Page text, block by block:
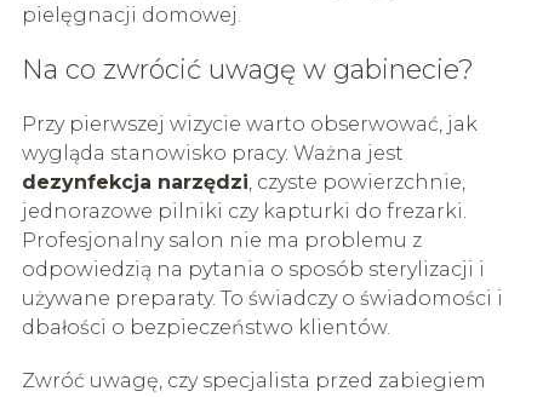
pielęgnacji domowej.
Na co zwrócić uwagę w gabinecie?
Przy pierwszej wizycie warto obserwować, jak
wygląda stanowisko pracy. Ważna jest
dezynfekcja narzędzi, czyste powierzchnie,
jednorazowe pilniki czy kapturki do frezarki.
Profesjonalny salon nie ma problemu z
odpowiedzią na pytania o sposób sterylizacji i
używane preparaty. To świadczy o świadomości i
dbałości o bezpieczeństwo klientów.
Zwróć uwagę, czy specjalista przed zabiegiem